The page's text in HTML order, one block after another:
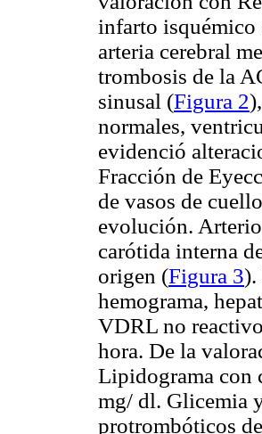
infarto isquémico
arteria cerebral
trombosis de la
sinusal (Figura 2
normales,
evidenció
Fracción de
de vasos de
evolución.
carótida interna
origen (Figura 3).
hemograma,
VDRL no
hora. De la
Lipidograma con
mg/ dl. Glicemia
protrombóticos